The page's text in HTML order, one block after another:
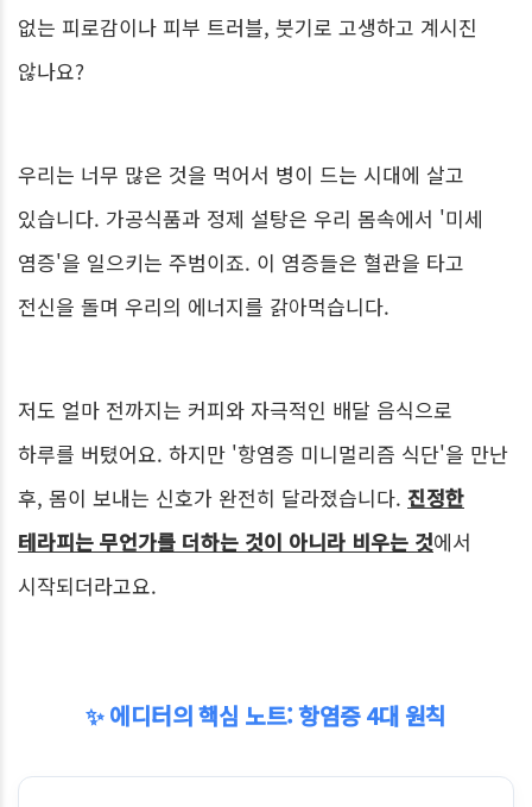
없는 피로감이나 피부 트러블, 붓기로 고생하고 계시진
않나요?
우리는 너무 많은 것을 먹어서 병이 드는 시대에 살고
있습니다. 가공식품과 정제 설탕은 우리 몸속에서 '미세
염증'을 일으키는 주범이죠. 이 염증들은 혈관을 타고
전신을 돌며 우리의 에너지를 갉아먹습니다.
저도 얼마 전까지는 커피와 자극적인 배달 음식으로
하루를 버텼어요. 하지만 '항염증 미니멀리즘 식단'을 만난
후, 몸이 보내는 신호가 완전히 달라졌습니다. 진정한
테라피는 무언가를 더하는 것이 아니라 비우는 것에서
시작되더라고요.
✨ 에디터의 핵심 노트: 항염증 4대 원칙